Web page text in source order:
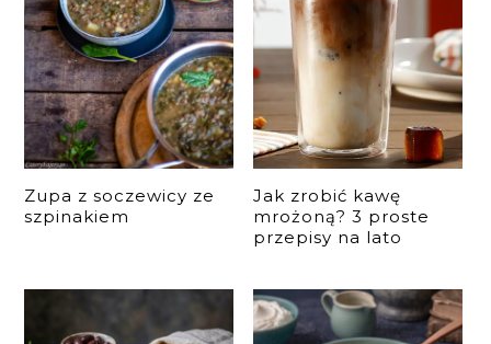
Zupa z soczewicy ze
szpinakiem
Jak zrobić kawę
mrożoną? 3 proste
przepisy na lato